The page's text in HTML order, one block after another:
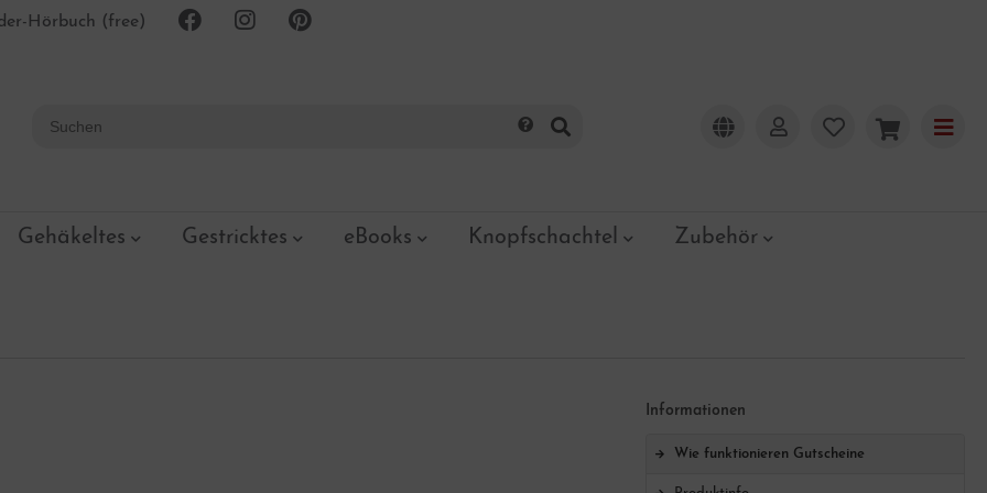
Hörbuch (free)
Gehäkeltes Gestricktes eBooks Knopfschachtel
Zubehör
Informationen
Wie funktionieren Gutscheine